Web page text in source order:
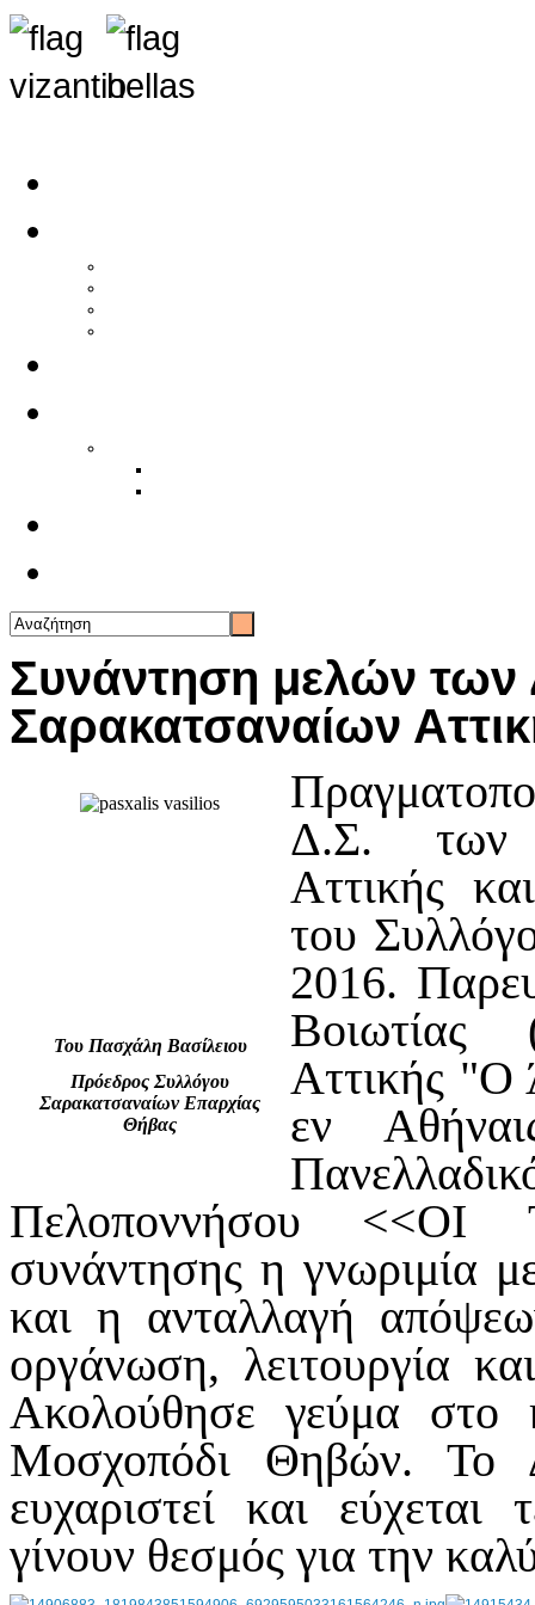
Συνάντηση μελών
Σαρακατσαναίων
Του Πασχάλη Βασίλειου
Πρόεδρος Συλλόγου
Σαρακατσαναίων Επαρχίας
Θήβας
Δ.Σ. των
Αττικής
του
2016.
Βοιωτίας
Αττικής "Ο
εν
Πελοποννήσου <<ΟΙ
συνάντησης η γνωριμία
και η ανταλλαγή
οργάνωση, λειτουργία
Ακολούθησε γεύμα στο
Μοσχοπόδι Θηβών. Το
ευχαριστεί και εύχεται
γίνουν θεσμός για την